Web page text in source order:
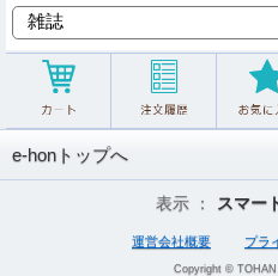
e-honトップへ
表示 ： スマー
運営会社概要 プラ
Copyright © TOHAN